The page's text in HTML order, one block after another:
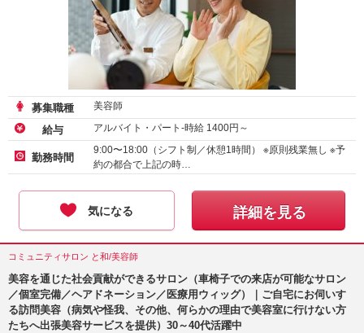
募集職種 美容師
給与 アルバイト・パート-時給 1400円～
勤務時間
9:00〜18:00（シフト制／休憩1時間） ※原則残業無し ※予
約の都合で上記の時…
気になる 詳細を見る
コミュニティサロン と和/美容師
美容を通じた社会貢献ができるサロン（車椅子での来店が可能なサロン
／個室完備／ヘアドネーション／医療用ウィッグ）｜ご自宅にお伺いす
る訪問美容（病気や怪我、その他、何らかの理由で美容室に行けない方
たちへ出張美容サービスを提供）30～40代活躍中